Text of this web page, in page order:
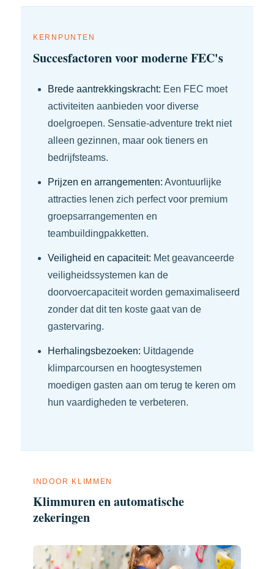
KERNPUNTEN
Succesfactoren voor moderne FEC's
Brede aantrekkingskracht: Een FEC moet
activiteiten aanbieden voor diverse
doelgroepen. Sensatie-adventure trekt niet
alleen gezinnen, maar ook tieners en
bedrijfsteams.
Prijzen en arrangementen: Avontuurlijke
attracties lenen zich perfect voor premium
groepsarrangementen en
teambuildingpakketten.
Veiligheid en capaciteit: Met geavanceerde
veiligheidssystemen kan de
doorvoercapaciteit worden gemaximaliseerd
zonder dat dit ten koste gaat van de
gastervaring.
Herhalingsbezoeken: Uitdagende
klimparcoursen en hoogtesystemen
moedigen gasten aan om terug te keren om
hun vaardigheden te verbeteren.
INDOOR KLIMMEN
Klimmuren en automatische
zekeringen